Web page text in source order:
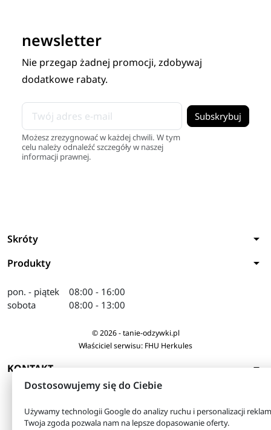
newsletter
Nie przegap żadnej promocji, zdobywaj
dodatkowe rabaty.
Możesz zrezygnować w każdej chwili. W tym
celu należy odnaleźć szczegóły w naszej
informacji prawnej.
Skróty arrow_drop_down
Produkty arrow_drop_down
pon. - piątek
sobota
08:00 - 16:00
08:00 - 13:00
© 2026 - tanie-odzywki.pl
Właściciel serwisu: FHU Herkules
KONTAKT arrow_drop_down
Dostosowujemy się do Ciebie
Używamy technologii Google do analizy ruchu i personalizacji
Twoja zgoda pozwala nam na lepsze dopasowanie oferty.